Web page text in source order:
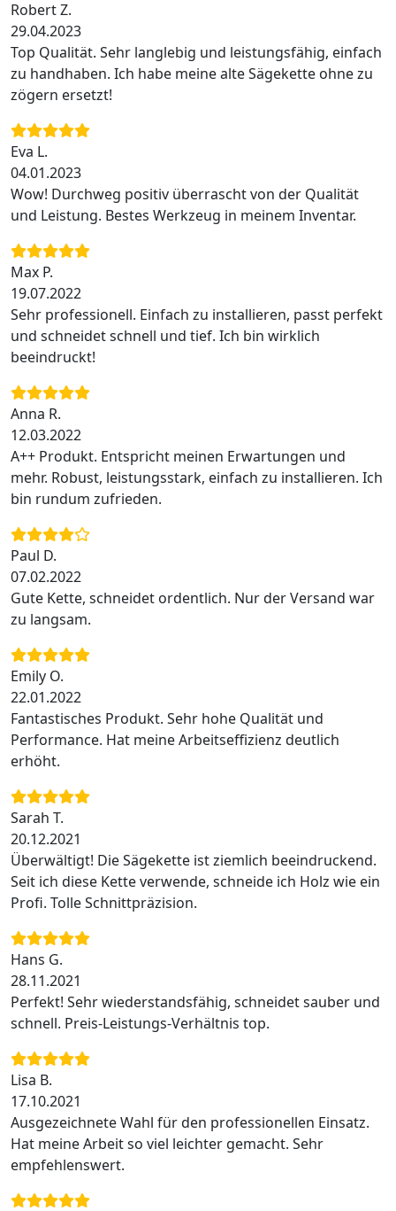
Robert Z.
29.04.2023
Top Qualität. Sehr langlebig und leistungsfähig, einfach
zu handhaben. Ich habe meine alte Sägekette ohne zu
zögern ersetzt!
Eva L.
04.01.2023
Wow! Durchweg positiv überrascht von der Qualität
und Leistung. Bestes Werkzeug in meinem Inventar.
Max P.
19.07.2022
Sehr professionell. Einfach zu installieren, passt perfekt
und schneidet schnell und tief. Ich bin wirklich
beeindruckt!
Anna R.
12.03.2022
A++ Produkt. Entspricht meinen Erwartungen und
mehr. Robust, leistungsstark, einfach zu installieren. Ich
bin rundum zufrieden.
Paul D.
07.02.2022
Gute Kette, schneidet ordentlich. Nur der Versand war
zu langsam.
Emily O.
22.01.2022
Fantastisches Produkt. Sehr hohe Qualität und
Performance. Hat meine Arbeitseffizienz deutlich
erhöht.
Sarah T.
20.12.2021
Überwältigt! Die Sägekette ist ziemlich beeindruckend.
Seit ich diese Kette verwende, schneide ich Holz wie ein
Profi. Tolle Schnittpräzision.
Hans G.
28.11.2021
Perfekt! Sehr wiederstandsfähig, schneidet sauber und
schnell. Preis-Leistungs-Verhältnis top.
Lisa B.
17.10.2021
Ausgezeichnete Wahl für den professionellen Einsatz.
Hat meine Arbeit so viel leichter gemacht. Sehr
empfehlenswert.